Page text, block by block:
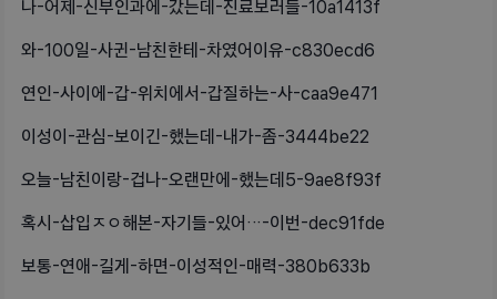
나-어제-신부인과에-갔는데-진료보러들-10a1413f
와-100일-사귄-남친한테-차였어이유-c830ecd6
연인-사이에-갑-위치에서-갑질하는-사-caa9e471
이성이-관심-보이긴-했는데-내가-좀-3444be22
오늘-남친이랑-겁나-오랜만에-했는데5-9ae8f93f
혹시-삽입ㅈㅇ해본-자기들-있어…-이번-dec91fde
보통-연애-길게-하면-이성적인-매력-380b633b